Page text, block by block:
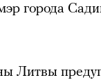
города
Литвы